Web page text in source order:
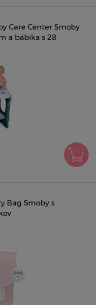
Care Center Smoby
a bábika s 28
Bag Smoby s